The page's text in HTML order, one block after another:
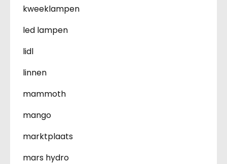
kweeklampen
led lampen
lidl
linnen
mammoth
mango
marktplaats
mars hydro